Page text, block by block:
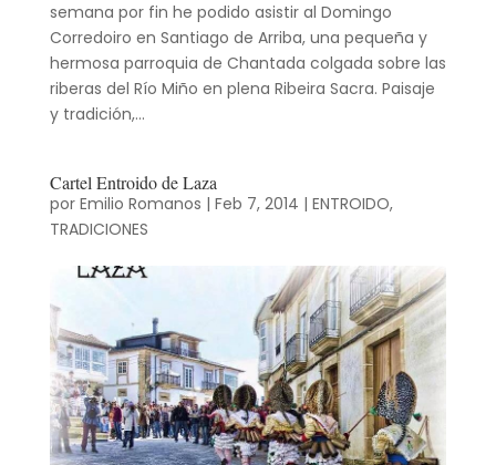
semana por fin he podido asistir al Domingo
Corredoiro en Santiago de Arriba, una pequeña y
hermosa parroquia de Chantada colgada sobre las
riberas del Río Miño en plena Ribeira Sacra. Paisaje
y tradición,...
Cartel Entroido de Laza
por Emilio Romanos | Feb 7, 2014 | ENTROIDO,
TRADICIONES